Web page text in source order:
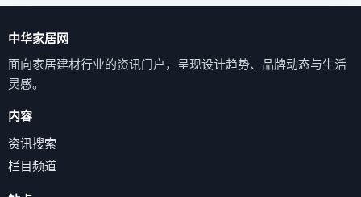
中华家居网
面向家居建材行业的资讯门户，呈现设计趋势、品牌动态与生活
灵感。
内容
资讯搜索
栏目频道